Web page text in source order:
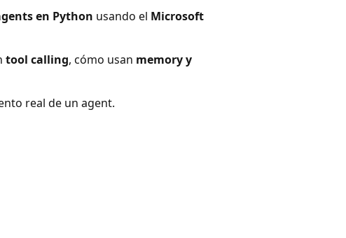
en Python usando el Microsoft
tool calling, cómo usan memory y
real de un agent.